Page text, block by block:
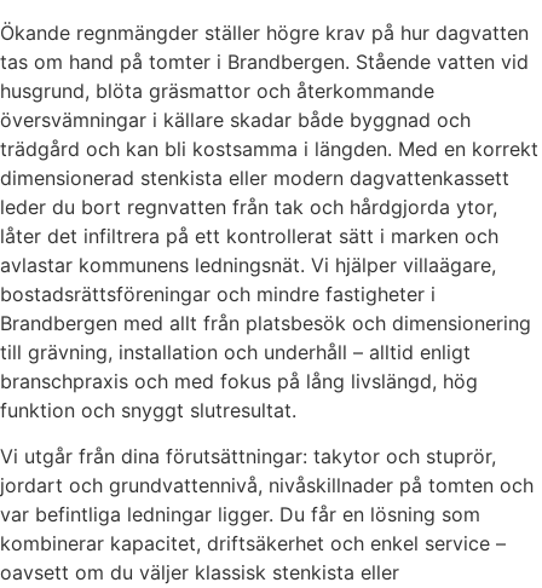
Ökande regnmängder ställer högre krav på hur dagvatten
tas om hand på tomter i Brandbergen. Stående vatten vid
husgrund, blöta gräsmattor och återkommande
översvämningar i källare skadar både byggnad och
trädgård och kan bli kostsamma i längden. Med en korrekt
dimensionerad stenkista eller modern dagvattenkassett
leder du bort regnvatten från tak och hårdgjorda ytor,
låter det infiltrera på ett kontrollerat sätt i marken och
avlastar kommunens ledningsnät. Vi hjälper villaägare,
bostadsrättsföreningar och mindre fastigheter i
Brandbergen med allt från platsbesök och dimensionering
till grävning, installation och underhåll – alltid enligt
branschpraxis och med fokus på lång livslängd, hög
funktion och snyggt slutresultat.
Vi utgår från dina förutsättningar: takytor och stuprör,
jordart och grundvattennivå, nivåskillnader på tomten och
var befintliga ledningar ligger. Du får en lösning som
kombinerar kapacitet, driftsäkerhet och enkel service –
oavsett om du väljer klassisk stenkista eller